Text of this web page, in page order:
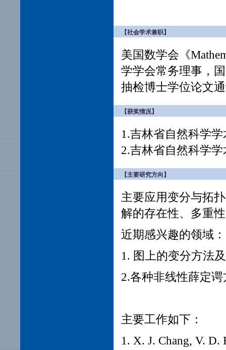
【社会学术兼职】
美国数学会《
学学会常务理事，
抽检博士学位论文
【获奖情况】
1.吉林省自然科学
2.吉林省自然科学
【主要研究方向】
主要应用变分与拓
解的存在性、多重
近期感兴趣的领域：
1. 图上的变分方法
2.各种非线性薛定
主要工作如下：
1. X. J. Chang, V. D.